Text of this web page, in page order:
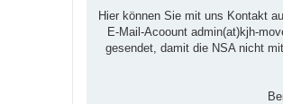
Hier können Sie mit uns Kontakt
E-Mail-Acoount admin(at)kjh-
gesendet, damit die NSA nicht